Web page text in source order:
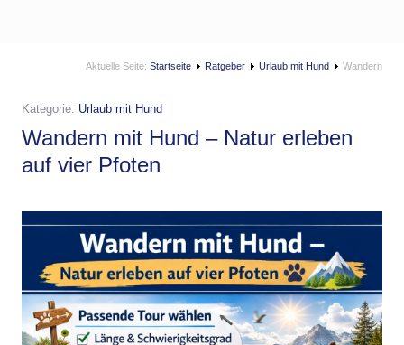
Aktuelle Seite: Startseite Ratgeber Urlaub mit Hund Wandern
Kategorie: Urlaub mit Hund
Wandern mit Hund – Natur erleben
auf vier Pfoten